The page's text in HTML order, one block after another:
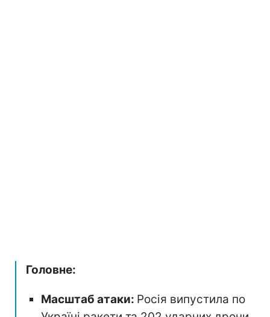
Головне:
Масштаб атаки: Росія випустила по